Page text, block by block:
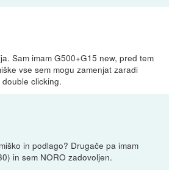
Sam imam G500+G15 new, pred tem
vse sem mogu zamenjat zaradi
clicking.
in podlago? Drugače pa imam
in sem NORO zadovoljen.